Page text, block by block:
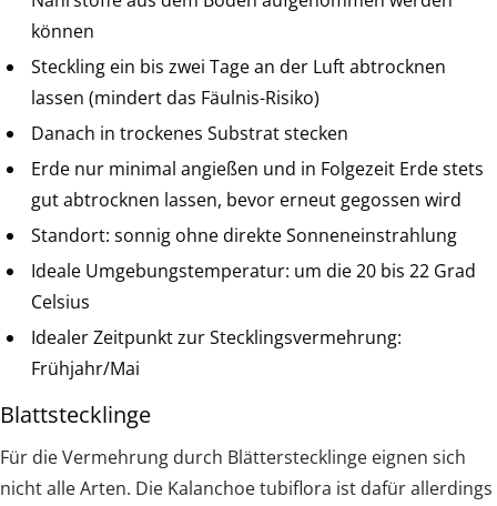
können
Steckling ein bis zwei Tage an der Luft abtrocknen
lassen (mindert das Fäulnis-Risiko)
Danach in trockenes Substrat stecken
Erde nur minimal angießen und in Folgezeit Erde stets
gut abtrocknen lassen, bevor erneut gegossen wird
Standort: sonnig ohne direkte Sonneneinstrahlung
Ideale Umgebungstemperatur: um die 20 bis 22 Grad
Celsius
Idealer Zeitpunkt zur Stecklingsvermehrung:
Frühjahr/Mai
Blattstecklinge
Für die Vermehrung durch Blätterstecklinge eignen sich
nicht alle Arten. Die Kalanchoe tubiflora ist dafür allerdings